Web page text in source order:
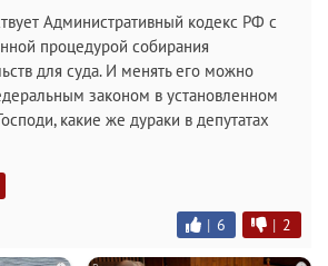
Административный кодекс РФ с
процедурой собирания
для суда. И менять его можно
законом в установленном
какие же дураки в депутатах
| 6 | 2